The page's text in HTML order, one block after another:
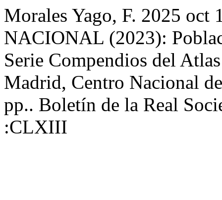
Morales Yago, F. 2025
NACIONAL (2023):
Serie Compendios del
Madrid, Centro Nacional
pp.. Boletín de la Real
:CLXIII